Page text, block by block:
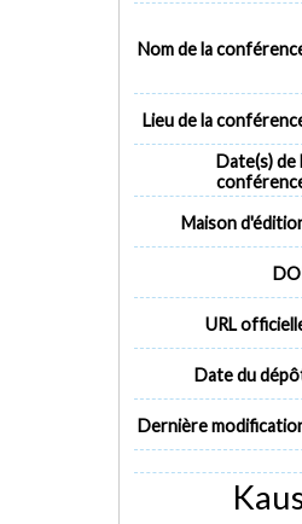
Nom de la
Lieu de la
Date(s) de
Maison
URL
Date du
Dernière